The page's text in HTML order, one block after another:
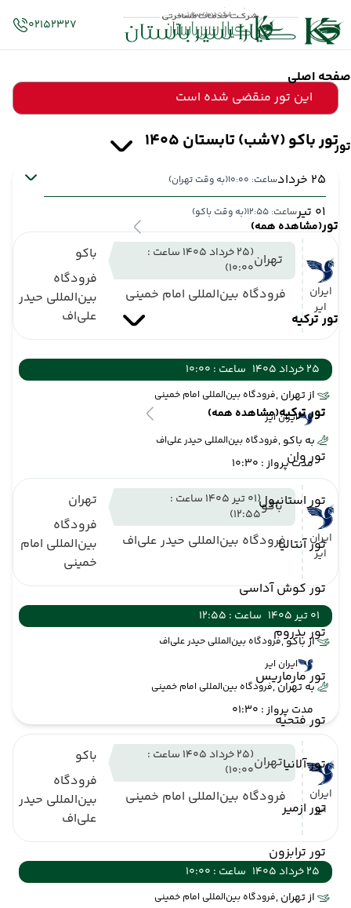
صفحه اصلی
تور
تور(مشاهده همه)
تور ترکیه
تور ترکیه(مشاهده همه)
تور وان
تور استانبول
تور آنتالیا
تور کوش آداسی
تور بدروم
تور مارماریس
تور فتحیه
تور آلانیا
تور ازمیر
تور ترابزون
02152327
این تور منقضی شده است
تور باکو (7شب) تابستان 1405
25 خرداد ساعت: 10:00 (به وقت تهران)
01 تیر ساعت: 12:55 (به وقت باکو)
ایران
ایر
تهران
(25 خرداد 1405 ساعت :
10:00)
فرودگاه بین‌المللی امام خمینی
باکو
فرودگاه
بین‌المللی حیدر
علی‌اف
25 خرداد 1405
ساعت : 10:00
از تهران ,فرودگاه بین‌المللی امام خمینی
ایران ایر
به باکو ,فرودگاه بین‌المللی حیدر علی‌اف
مدت پرواز : 10:30
ایران
ایر
باکو
(01 تیر 1405 ساعت :
12:55)
فرودگاه بین‌المللی حیدر علی‌اف
تهران
فرودگاه
بین‌المللی امام
خمینی
01 تیر 1405
ساعت : 12:55
از باکو ,فرودگاه بین‌المللی حیدر علی‌اف
ایران ایر
به تهران ,فرودگاه بین‌المللی امام خمینی
مدت پرواز : 01:30
ایران
ایر
تهران
(25 خرداد 1405 ساعت :
10:00)
فرودگاه بین‌المللی امام خمینی
باکو
فرودگاه
بین‌المللی حیدر
علی‌اف
25 خرداد 1405
ساعت : 10:00
از تهران ,فرودگاه بین‌المللی امام خمینی